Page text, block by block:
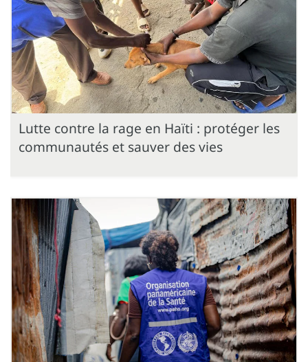
Lutte contre la rage en Haïti : protéger les
communautés et sauver des vies